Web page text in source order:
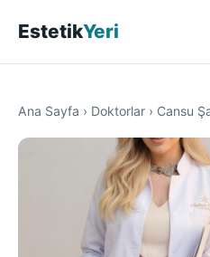
EstetikYeri
Ana Sayfa › Doktorlar › Cansu